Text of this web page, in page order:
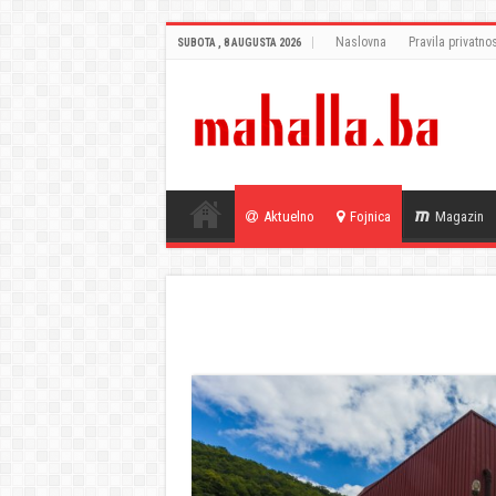
SUBOTA , 8 AUGUSTA 2026 Naslovna Pravila
Aktuelno Fojnica Magazin